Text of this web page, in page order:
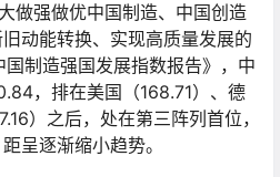
做强做优中国制造、中国创造
动能转换、实现高质量发展的
制造强国发展指数报告》，中
，排在美国（168.71）、德
）之后，处在第三阵列首位，
呈逐渐缩小趋势。